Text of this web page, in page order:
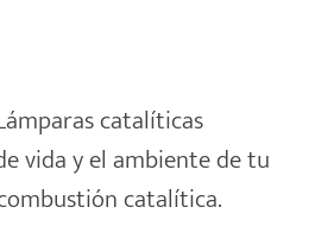
catalíticas
vida y el ambiente de tu
catalítica.